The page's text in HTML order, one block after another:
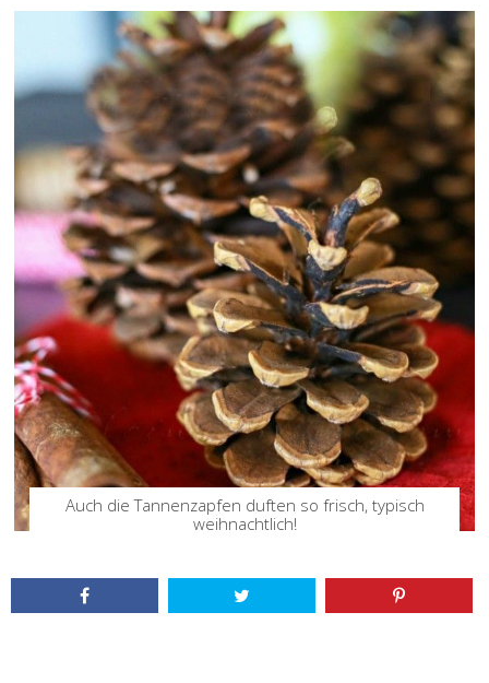
Auch die Tannenzapfen duften so frisch, typisch
weihnachtlich!